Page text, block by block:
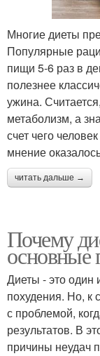
Многие диеты
Популярные
пищи 5-6 раз в
полезнее
ужина.
метаболизм, а
счет чего
мнение
читать дальше →
Почему
основные
Диеты - это один
похудения. Но, к
с проблемой,
результатов. В
причины неудач